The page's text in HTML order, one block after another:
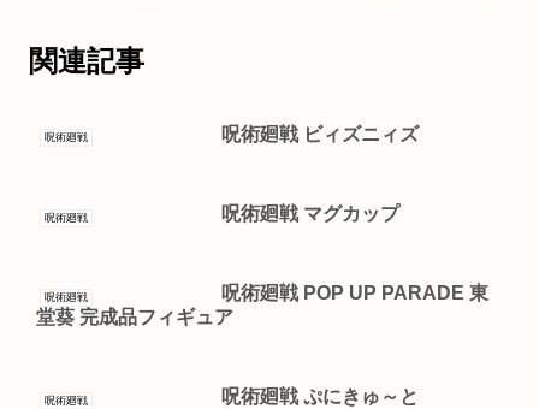
関連記事
呪術廻戦 呪術廻戦 ビィズニィズ
呪術廻戦 呪術廻戦 マグカップ
呪術廻戦
呪術廻戦 POP UP PARADE 東
堂葵 完成品フィギュア
呪術廻戦 呪術廻戦 ぷにきゅ～と